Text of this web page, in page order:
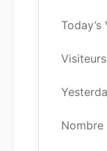
Today’s
Visiteurs